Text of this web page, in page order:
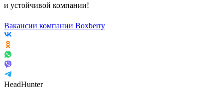
и устойчивой компании!
Вакансии компании Boxberry
HeadHunter